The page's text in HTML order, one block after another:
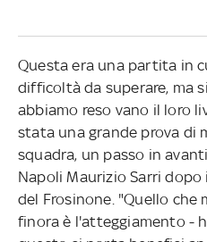
Questa era una partita in
difficoltà da superare, ma
abbiamo reso vano il loro
stata una grande prova di
squadra, un passo in
Napoli Maurizio Sarri dopo
del Frosinone. "Quello
finora è l'atteggiamento -